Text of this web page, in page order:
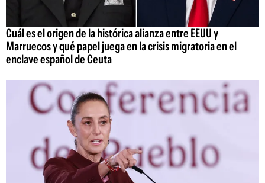
Cuál es el origen de la histórica alianza entre EEUU y
Marruecos y qué papel juega en la crisis migratoria en el
enclave español de Ceuta